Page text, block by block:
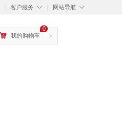
◇
客户服务 ◇
网站导航
>
0
我的购物车